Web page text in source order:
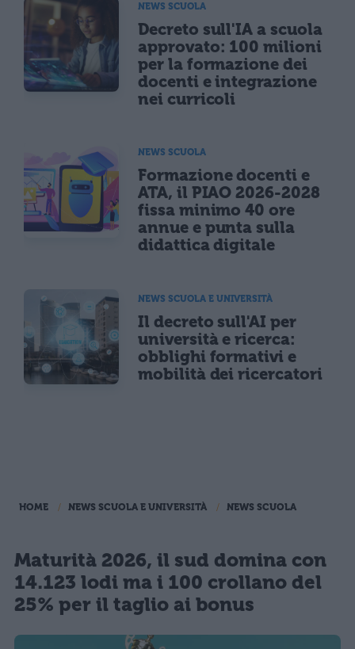
NEWS SCUOLA
Decreto sull'IA a scuola
approvato: 100 milioni
per la formazione dei
docenti e integrazione
nei curricoli
NEWS SCUOLA
Formazione docenti e
ATA, il PIAO 2026-2028
fissa minimo 40 ore
annue e punta sulla
didattica digitale
NEWS SCUOLA E UNIVERSITÀ
Il decreto sull'AI per
università e ricerca:
obblighi formativi e
mobilità dei ricercatori
HOME NEWS SCUOLA E UNIVERSITÀ NEWS SCUOLA
Maturità 2026, il sud domina con
14.123 lodi ma i 100 crollano del
25% per il taglio ai bonus